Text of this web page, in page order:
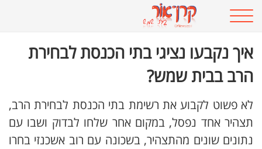
איך נקבעו נציגי בתי הכנסת לבחירת
הרב בבית שמש?
לא פשוט לקבוע את רשימת בתי הכנסת לבחירת הרב,
תצהיר אחד נפסל, במקום אחר שלחו לבדוק ושבו עם
נתונים שונים מהתצהיר, בשכונה עם רוב אשכנזי בחרו